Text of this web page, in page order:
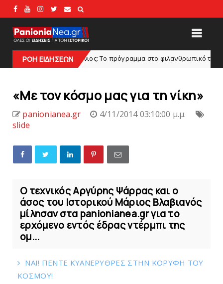
ΡΟΗ ΕΙΔΗΣΕΩΝ
Πανιώνιoς: Tο πρόγραμμα στο φιλανθρωπικό τουρνουά του Bόλου
«Με τον κόσμο μας για τη νίκη»
panionianea.gr
4/11/2014 03:10:00 μ.μ.
slide
Ο τεχνικός Αργύρης Ψάρρας και ο
άσος του Ιστορικού Μάριος Βλαβιανός
μίλησαν στα panionianea.gr για το
ερχόμενο εντός έδρας ντέρμπι της
ομ...
ΝΑΙ! ΠΕΝΤΕ ΚΥΑΝΕΡΥΘΡΕΣ ΣΤΗΝ ΚΟΡΥΦΗ ΤΟΥ
ΚOΣΜΟΥ!